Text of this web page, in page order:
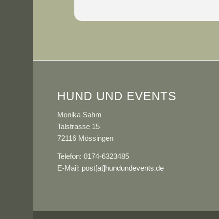
HUND UND EVENTS
Monika Sahm
Talstrasse 15
72116 Mössingen
Telefon: 0174-6323485
E-Mail: post[at]hundundevents.de